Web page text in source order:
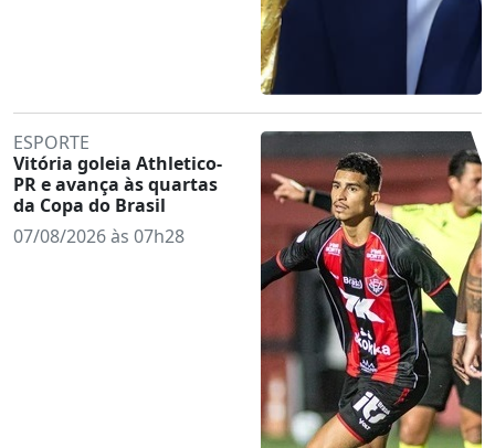
ESPORTE
Vitória goleia Athletico-
PR e avança às quartas
da Copa do Brasil
07/08/2026 às 07h28